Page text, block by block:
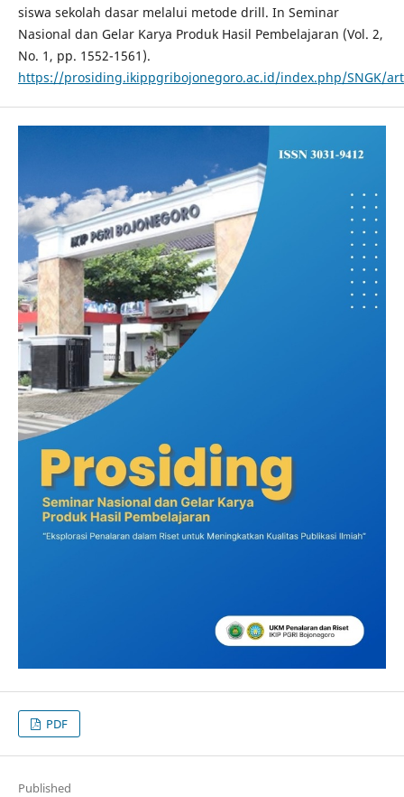
siswa sekolah dasar melalui metode drill. In Seminar
Nasional dan Gelar Karya Produk Hasil Pembelajaran (Vol. 2,
No. 1, pp. 1552-1561).
https://prosiding.ikippgribojonegoro.ac.id/index.php/SNGK/
PDF
Published